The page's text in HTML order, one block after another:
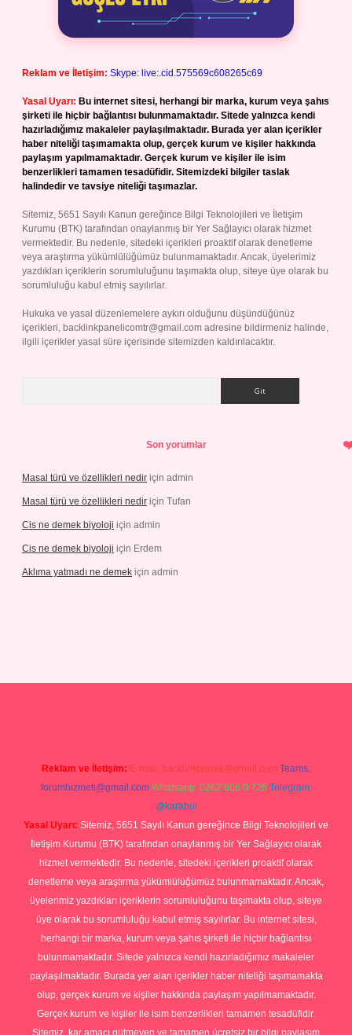
Reklam ve İletişim: Skype: live:.cid.575569c608265c69
Yasal Uyarı: Bu internet sitesi, herhangi bir marka, kurum veya şahıs
şirketi ile hiçbir bağlantısı bulunmamaktadır. Sitede yalnızca kendi
hazırladığımız makaleler paylaşılmaktadır. Burada yer alan içerikler
haber niteliği taşımamakta olup, gerçek kurum ve kişiler hakkında
paylaşım yapılmamaktadır. Gerçek kurum ve kişiler ile isim
benzerlikleri tamamen tesadüfidir. Sitemizdeki bilgiler taslak
halindedir ve tavsiye niteliği taşımazlar.
Sitemiz, 5651 Sayılı Kanun gereğince Bilgi Teknolojileri ve İletişim
Kurumu (BTK) tarafından onaylanmış bir Yer Sağlayıcı olarak hizmet
vermektedir. Bu nedenle, sitedeki içerikleri proaktif olarak denetleme
veya araştırma yükümlülüğümüz bulunmamaktadır. Ancak, üyelerimiz
yazdıkları içeriklerin sorumluluğunu taşımakta olup, siteye üye olarak bu
sorumluluğu kabul etmiş sayılırlar.
Hukuka ve yasal düzenlemelere aykırı olduğunu düşündüğünüz
içerikleri, backlinkpanelicomtr@gmail.com adresine bildirmeniz halinde,
ilgili içerikler yasal süre içerisinde sitemizden kaldırılacaktır.
Son yorumlar
Masal türü ve özellikleri nedir için admin
Masal türü ve özellikleri nedir için Tufan
Cis ne demek biyoloji için admin
Cis ne demek biyoloji için Erdem
Aklıma yatmadı ne demek için admin
Reklam ve İletişim: E-mail: backlinkpaneli@gmail.com Teams:
forumhizmeti@gmail.com Whatsapp: 0262 606 0 726 Telegram:
@karabul
Yasal Uyarı: Sitemiz, 5651 Sayılı Kanun gereğince Bilgi Teknolojileri ve
İletişim Kurumu (BTK) tarafından onaylanmış bir Yer Sağlayıcı olarak
hizmet vermektedir. Bu nedenle, sitedeki içerikleri proaktif olarak
denetleme veya araştırma yükümlülüğümüz bulunmamaktadır. Ancak,
üyelerimiz yazdıkları içeriklerin sorumluluğunu taşımakta olup, siteye
üye olarak bu sorumluluğu kabul etmiş sayılırlar. Bu internet sitesi,
herhangi bir marka, kurum veya şahıs şirketi ile hiçbir bağlantısı
bulunmamaktadır. Sitede yalnızca kendi hazırladığımız makaleler
paylaşılmaktadır. Burada yer alan içerikler haber niteliği taşımamakta
olup, gerçek kurum ve kişiler hakkında paylaşım yapılmamaktadır.
Gerçek kurum ve kişiler ile isim benzerlikleri tamamen tesadüfidir.
Sitemiz, kar amacı gütmeyen ve tamamen ücretsiz bir bilgi paylaşım